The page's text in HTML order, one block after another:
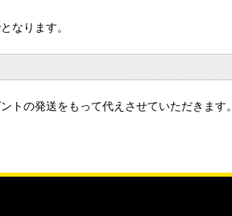
なります。
トの発送をもって代えさせていただきます。